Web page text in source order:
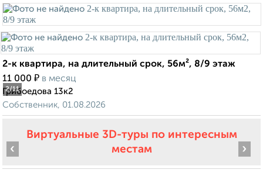
2/11
2-к квартира, на длительный срок, 56м², 8/9 этаж
11 000 ₽ в месяц
Грибоедова 13к2
Собственник, 01.08.2026
Виртуальные 3D-туры по интересным
местам
‹ ›